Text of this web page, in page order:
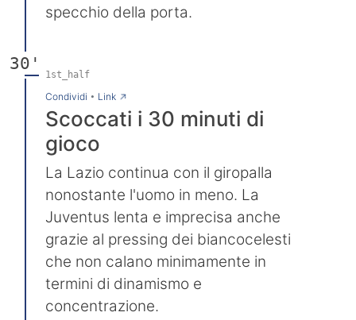
specchio della porta.
30'
1st_half
Condividi • Link→
Scoccati i 30 minuti di
gioco
La Lazio continua con il giropalla
nonostante l'uomo in meno. La
Juventus lenta e imprecisa anche
grazie al pressing dei biancocelesti
che non calano minimamente in
termini di dinamismo e
concentrazione.